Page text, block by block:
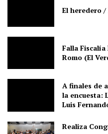
El heredero
Falla
Romo (El
A finales de
la encuesta:
Luis
Realiza